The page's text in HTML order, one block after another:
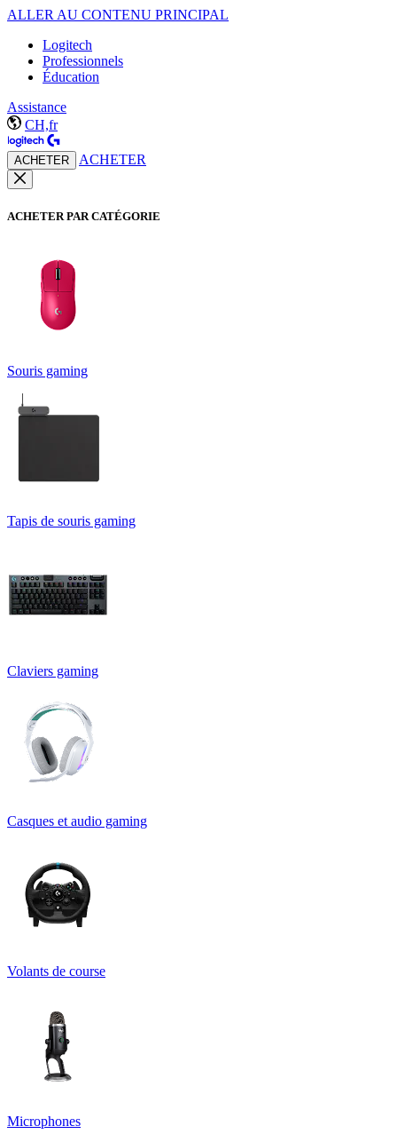
ALLER AU CONTENU PRINCIPAL
Logitech
Professionnels
Éducation
Assistance
CH,fr
ACHETER ACHETER
ACHETER PAR CATÉGORIE
Souris gaming
Tapis de souris gaming
Claviers gaming
Casques et audio gaming
Volants de course
Microphones